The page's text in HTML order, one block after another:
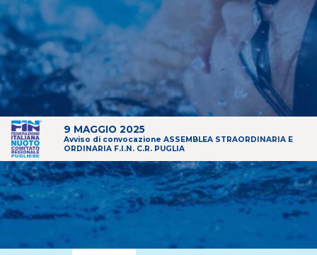
9 MAGGIO 2025
Avviso di convocazione ASSEMBLEA STRAORDINARIA E
ORDINARIA F.I.N. C.R. PUGLIA